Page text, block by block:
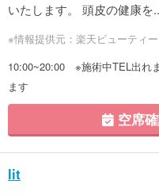
いたします。 頭皮の健康を
※情報提供元：楽天ビューティー
10:00~20:00 ※施術中TEL出れ
ます
空席
lit